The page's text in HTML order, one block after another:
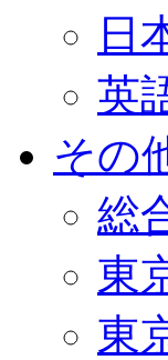
日
英
その
総
東
東